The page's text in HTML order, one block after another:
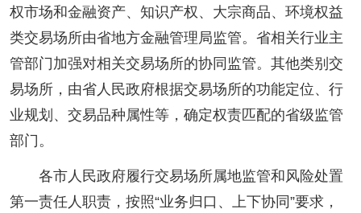
权市场和金融资产、知识产权、大宗商品、环境权益
类交易场所由省地方金融管理局监管。省相关行业主
管部门加强对相关交易场所的协同监管。其他类别交
易场所，由省人民政府根据交易场所的功能定位、行
业规划、交易品种属性等，确定权责匹配的省级监管
部门。
各市人民政府履行交易场所属地监管和风险处置
第一责任人职责，按照“业务归口、上下协同”要求，